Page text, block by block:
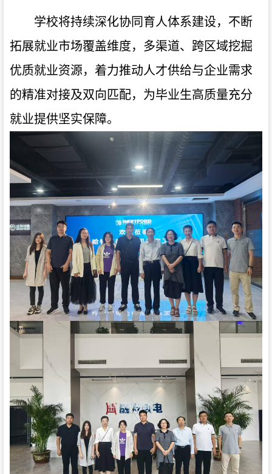
学校将持续深化协同育人体系建设，不断
拓展就业市场覆盖维度，多渠道、跨区域挖掘
优质就业资源，着力推动人才供给与企业需求
的精准对接及双向匹配，为毕业生高质量充分
就业提供坚实保障。